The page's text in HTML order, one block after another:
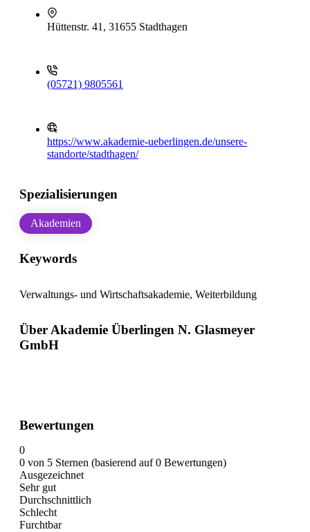
Hüttenstr. 41, 31655 Stadthagen
(05721) 9805561
https://www.akademie-ueberlingen.de/unsere-
standorte/stadthagen/
Spezialisierungen
Akademien
Keywords
Verwaltungs- und Wirtschaftsakademie, Weiterbildung
Über Akademie Überlingen N. Glasmeyer
GmbH
Bewertungen
0
0 von 5 Sternen (basierend auf 0 Bewertungen)
Ausgezeichnet
Sehr gut
Durchschnittlich
Schlecht
Furchtbar